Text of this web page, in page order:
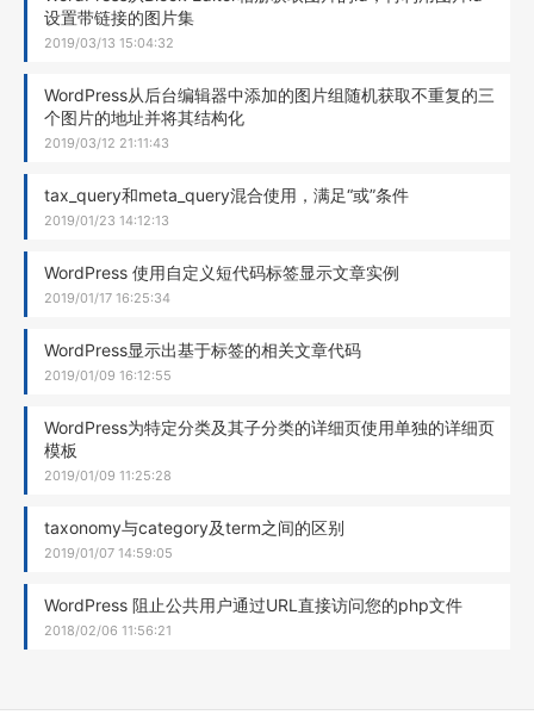
设置带链接的图片集
2019/03/13 15:04:32
WordPress从后台编辑器中添加的图片组随机获取不重复的三
个图片的地址并将其结构化
2019/03/12 21:11:43
tax_query和meta_query混合使用，满足“或”条件
2019/01/23 14:12:13
WordPress 使用自定义短代码标签显示文章实例
2019/01/17 16:25:34
WordPress显示出基于标签的相关文章代码
2019/01/09 16:12:55
WordPress为特定分类及其子分类的详细页使用单独的详细页
模板
2019/01/09 11:25:28
taxonomy与category及term之间的区别
2019/01/07 14:59:05
WordPress 阻止公共用户通过URL直接访问您的php文件
2018/02/06 11:56:21